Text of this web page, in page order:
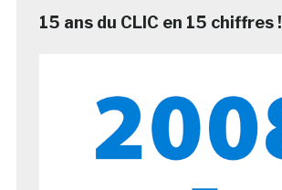
15 ans du CLIC en 15 chiffres !